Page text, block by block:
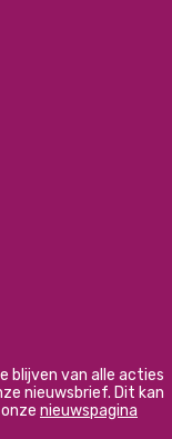
blijven van alle acties
nieuwsbrief. Dit kan
nieuwspagina